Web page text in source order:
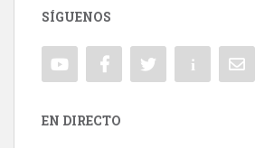
SÍGUENOS
EN DIRECTO